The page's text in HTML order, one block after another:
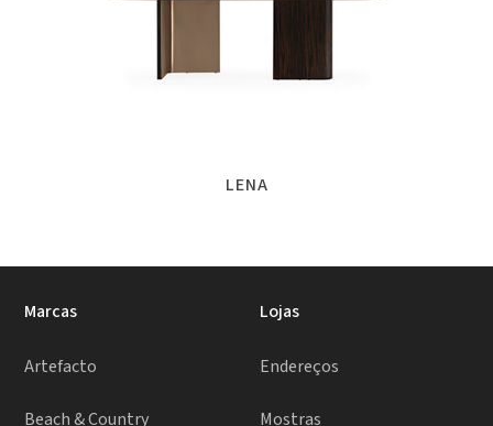
LENA
Marcas
Artefacto
Beach & Country
Lojas
Endereços
Mostras